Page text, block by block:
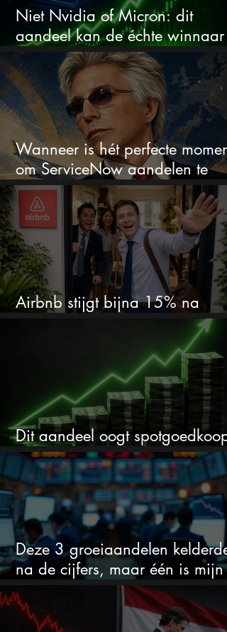
Niet Nvidia of Micron: dit
aandeel kan de échte winnaar
van de AI-race worden
Wanneer is hét perfecte moment
om ServiceNow aandelen te
kopen?
Airbnb stijgt bijna 15% na
cijfers: vooral dit AI-cijfer valt op
Dit aandeel oogt spotgoedkoop
voor hoeveel het kan stijgen
Deze 3 groeiaandelen
na de cijfers, maar één is mijn
duidelijke favoriet